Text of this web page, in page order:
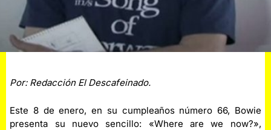
Por: Redacción El Descafeinado.
Este 8 de enero, en su cumpleaños número 66, Bowie
presenta su nuevo sencillo: «Where are we now?»,